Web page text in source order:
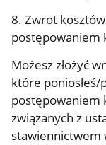
8. Zwrot
postępowaniem
Możesz złożyć
które poniosłeś/
postępowaniem
związanych z
stawiennictwem